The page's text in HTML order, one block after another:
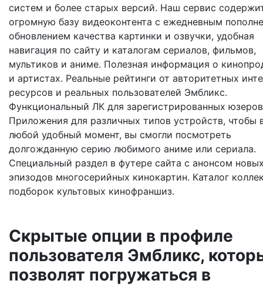
систем и более старых версий. Наш сервис
огромную базу видеоконтента с ежедневным
обновлением качества картинки и озвучки, удобная
навигация по сайту и каталогам сериалов, фильмов,
мультиков и аниме. Полезная информация о
и артистах. Реальные рейтинги от авторитетных
ресурсов и реальных пользователей Эмбликс.
Функциональный ЛК для зарегистрированных
Приложения для различных типов устройств, чтобы
любой удобный момент, вы смогли посмотреть
долгожданную серию любимого аниме или сериала.
Специальный раздел в футере сайта с анонсом
эпизодов многосерийных кинокартин. Каталог
подборок культовых кинофраншиз.
Скрытые опции в профиле
пользователя Эмбликс,
позволят погружаться в